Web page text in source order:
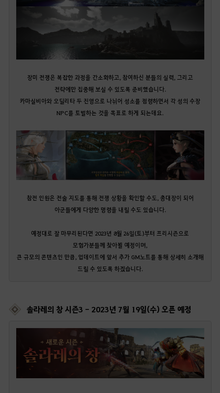
장미 전쟁은 복잡한 과정을 간소화하고, 참여하신 분들의 실력, 그리고
전략에만 집중해 보실 수 있도록 준비했습니다.
카마실비아와 오딜리타 두 진영으로 나뉘어 성소를 점령하면서 각 성의 수장
NPC를 토벌하는 것을 목표로 하게 되는데요.
참전 인원은 전술 지도를 통해 전쟁 상황을 확인할 수도, 총대장이 되어
아군들에게 다양한 명령을 내릴 수도 있습니다.
예정대로 잘 마무리된다면 2023년 8월 26일(토)부터 프리시즌으로
모험가분들께 찾아뵐 예정이며,
큰 규모의 콘텐츠인 만큼, 업데이트에 앞서 추가 GM노트를 통해 상세히 소개해
드릴 수 있도록 하겠습니다.
솔라레의 창 시즌3 - 2023년 7월 19일(수) 오픈 예정